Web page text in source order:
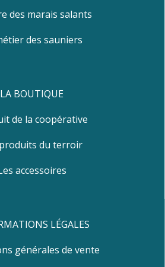
des marais salants
des sauniers
LA BOUTIQUE
de la coopérative
du terroir
accessoires
LÉGALES
générales de vente